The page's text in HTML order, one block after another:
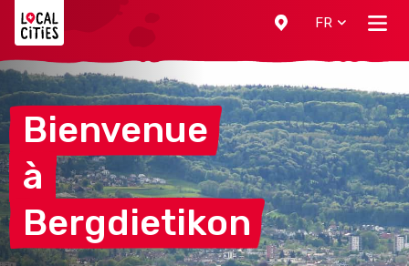
FR
Bienvenue
à
Bergdietikon